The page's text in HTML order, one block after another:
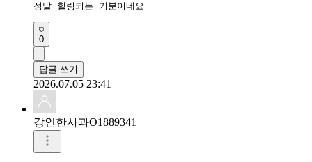
정말 힐링되는 기분이네요
0
답글 쓰기
2026.07.05 23:41
강인한사과O1889341